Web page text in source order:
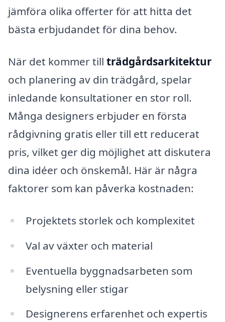
jämföra olika offerter för att hitta det
bästa erbjudandet för dina behov.
När det kommer till trädgårdsarkitektur
och planering av din trädgård, spelar
inledande konsultationer en stor roll.
Många designers erbjuder en första
rådgivning gratis eller till ett reducerat
pris, vilket ger dig möjlighet att diskutera
dina idéer och önskemål. Här är några
faktorer som kan påverka kostnaden:
Projektets storlek och komplexitet
Val av växter och material
Eventuella byggnadsarbeten som
belysning eller stigar
Designerens erfarenhet och expertis